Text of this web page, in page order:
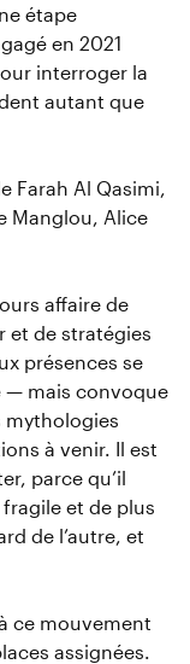
étape
en 2021
interroger la
autant que
Al Qasimi,
Manglou, Alice
affaire de
et de stratégies
présences se
— mais convoque
mythologies
à venir. Il est
parce qu’il
et de plus
de l’autre, et
ce mouvement
assignées.